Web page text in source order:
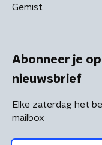
Gemist
Abonneer je
nieuwsbrief
Elke zaterdag het
mailbox